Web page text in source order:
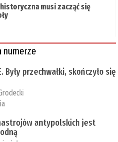
musi zacząć się
numerze
Były przechwałki, skończyło się
antypolskich jest